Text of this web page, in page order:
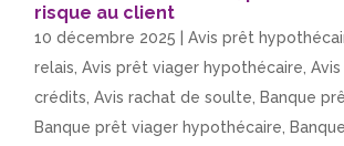
risque au client
10 décembre 2025 |Avis prêt
relais ,Avis prêt viager hypothécaire ,
crédits ,Avis rachat de soulte Banque
Banque prêt viager hypothécaire